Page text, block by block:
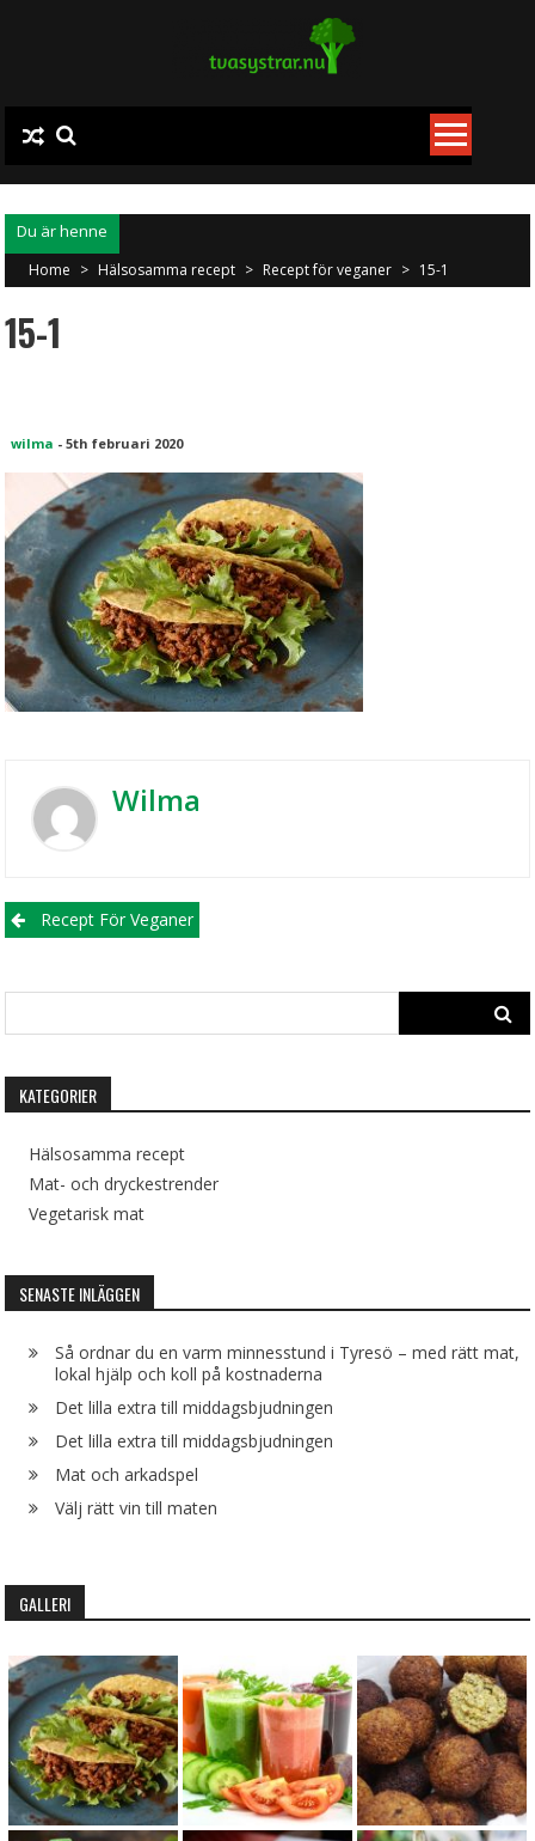
Home > Hälsosamma recept > Recept för veganer > 15-1
15-1
wilma -5th februari 2020
Wilma
PostRecept För Veganer
for:
KATEGORIER
Hälsosamma recept
Mat- och dryckestrender
Vegetarisk mat
SENASTE INLÄGGEN
Så ordnar du en varm minnesstund i Tyresö – med rätt mat,
lokal hjälp och koll på kostnaderna
Det lilla extra till middagsbjudningen
Det lilla extra till middagsbjudningen
Mat och arkadspel
Välj rätt vin till maten
GALLERI